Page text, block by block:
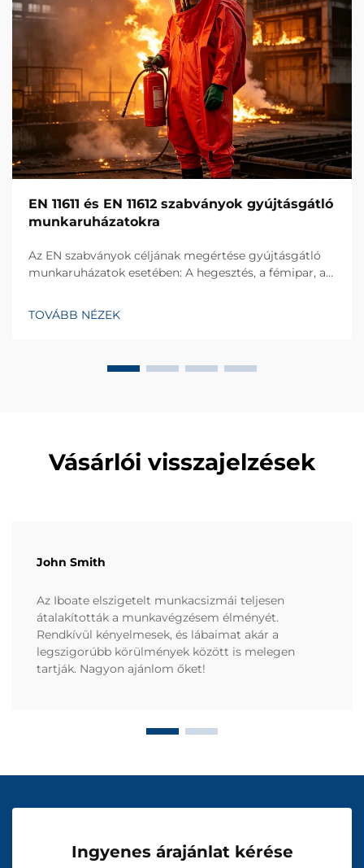
EN 11611 és EN 11612 szabványok gyújtásgátló
munkaruházatokra
Az EN szabványok céljának megértése gyújtásgátló
munkaruházatok esetében: A hegesztés, a fémipar, a
kockázatot jelentő iparágakban a gyújtásgátló
TOVÁBB NÉZEK
Vásárlói visszajelzések
John Smith
Az Iboate elszigetelt munkacsizmái teljesen
átalakították a munkavégzésem élményét.
Rendkívül kényelmesek, és lábaimat akár a
legszigorúbb körülmények között is melegen
tartják. Nagyon ajánlom őket!
Ingyenes árajánlat kérése